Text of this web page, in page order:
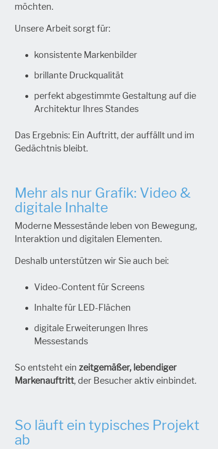
möchten.
Unsere Arbeit sorgt für:
konsistente Markenbilder
brillante Druckqualität
perfekt abgestimmte Gestaltung auf die
Architektur Ihres Standes
Das Ergebnis: Ein Auftritt, der auffällt und im
Gedächtnis bleibt.
Mehr als nur Grafik: Video &
digitale Inhalte
Moderne Messestände leben von Bewegung,
Interaktion und digitalen Elementen.
Deshalb unterstützen wir Sie auch bei:
Video-Content für Screens
Inhalte für LED-Flächen
digitale Erweiterungen Ihres
Messestands
So entsteht ein zeitgemäßer, lebendiger
Markenauftritt, der Besucher aktiv einbindet.
So läuft ein typisches Projekt
ab